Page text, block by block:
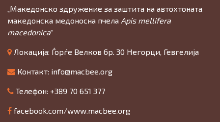
„Македонско здружение за заштита на автохтоната
македонска медоносна пчела Apis mellifera
macedonica“
Локација: Ѓорѓе Велков бр. 30 Негорци, Гевгелија
Контакт: info@macbee.org
Телефон: +389 70 651 377
facebook.com/www.macbee.org